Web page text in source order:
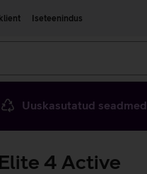
Iseteenindus
Uuskasutatud seadmed
4 Active